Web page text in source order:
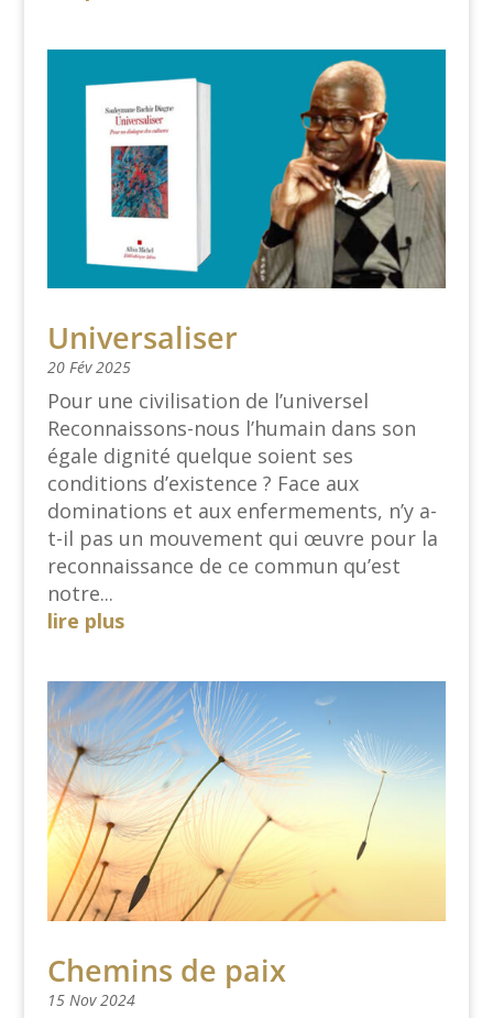
Universaliser
20 Fév 2025
Pour une civilisation de l’universel
Reconnaissons-nous l’humain dans son
égale dignité quelque soient ses
conditions d’existence ? Face aux
dominations et aux enfermements, n’y a-
t-il pas un mouvement qui œuvre pour la
reconnaissance de ce commun qu’est
notre...
lire plus
Chemins de paix
15 Nov 2024